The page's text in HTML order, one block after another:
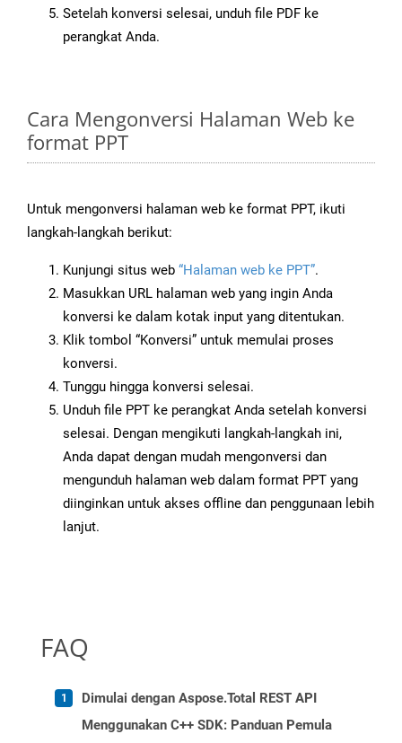
Setelah konversi selesai, unduh file PDF ke
perangkat Anda.
Cara Mengonversi Halaman Web ke
format PPT
Untuk mengonversi halaman web ke format PPT, ikuti
langkah-langkah berikut:
Kunjungi situs web “Halaman web ke PPT”.
Masukkan URL halaman web yang ingin Anda
konversi ke dalam kotak input yang ditentukan.
Klik tombol “Konversi” untuk memulai proses
konversi.
Tunggu hingga konversi selesai.
Unduh file PPT ke perangkat Anda setelah konversi
selesai. Dengan mengikuti langkah-langkah ini,
Anda dapat dengan mudah mengonversi dan
mengunduh halaman web dalam format PPT yang
diinginkan untuk akses offline dan penggunaan lebih
lanjut.
FAQ
Dimulai dengan Aspose.Total REST API
Menggunakan C++ SDK: Panduan Pemula